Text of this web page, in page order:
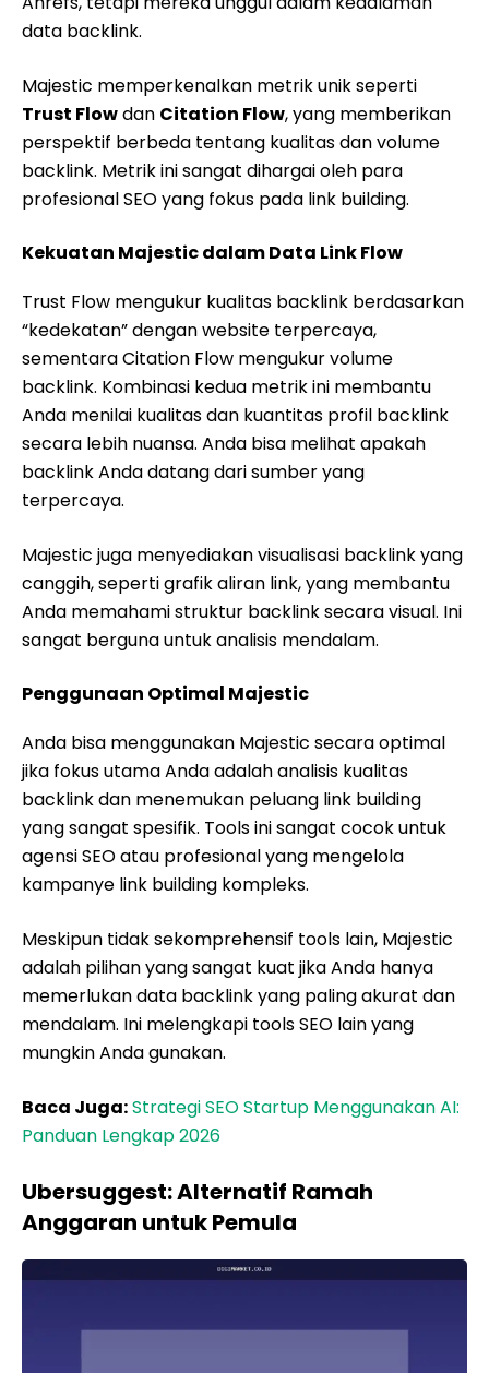
data backlink.
Majestic memperkenalkan metrik unik seperti
Trust Flowdan Citation Flow, yang memberikan
perspektif berbeda tentang kualitas dan volume
backlink. Metrik ini sangat dihargai oleh para
profesional SEO yang fokus pada link building.
Kekuatan Majestic dalam Data Link Flow
Trust Flow mengukur kualitas backlink berdasarkan
“kedekatan” dengan website terpercaya,
sementara Citation Flow mengukur volume
backlink. Kombinasi kedua metrik ini membantu
Anda menilai kualitas dan kuantitas profil backlink
secara lebih nuansa. Anda bisa melihat apakah
backlink Anda datang dari sumber yang
terpercaya.
Majestic juga menyediakan visualisasi backlink yang
canggih, seperti grafik aliran link, yang membantu
Anda memahami struktur backlink secara visual. Ini
sangat berguna untuk analisis mendalam.
Penggunaan Optimal Majestic
Anda bisa menggunakan Majestic secara optimal
jika fokus utama Anda adalah analisis kualitas
backlink dan menemukan peluang link building
yang sangat spesifik. Tools ini sangat cocok untuk
agensi SEO atau profesional yang mengelola
kampanye link building kompleks.
Meskipun tidak sekomprehensif tools lain, Majestic
adalah pilihan yang sangat kuat jika Anda hanya
memerlukan data backlink yang paling akurat dan
mendalam. Ini melengkapi tools SEO lain yang
mungkin Anda gunakan.
Baca Juga:Strategi SEO Startup Menggunakan AI:
Panduan Lengkap 2026
Ubersuggest: Alternatif Ramah
Anggaran untuk Pemula